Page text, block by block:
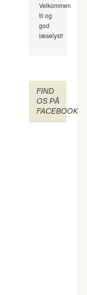
Velkommen
til og
god
læselyst!
FIND
OS PÅ
FACEBOOK